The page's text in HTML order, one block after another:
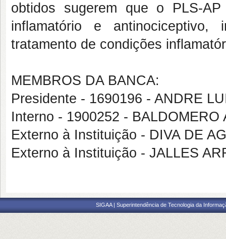
obtidos sugerem que o PLS-
inflamatório e antinociceptivo,
tratamento de condições
MEMBROS DA BANCA:
Presidente - 1690196 - ANDRE
Interno - 1900252 - BALDOMERO
Externo à Instituição - DIVA DE
Externo à Instituição - JALLES
SIGAA | Superintendência de Tecnologia da